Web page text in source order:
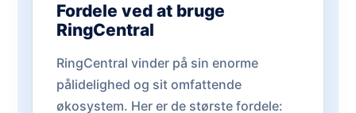
Fordele ved at bruge
RingCentral
RingCentral vinder på sin enorme
pålidelighed og sit omfattende
økosystem. Her er de største fordele: